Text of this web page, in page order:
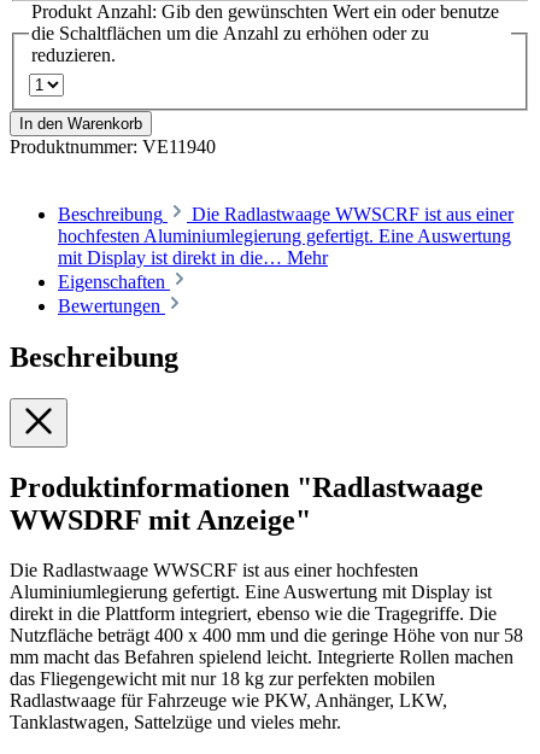
Produkt Anzahl: Gib den gewünschten Wert ein oder benutze
die Schaltflächen um die Anzahl zu erhöhen oder zu
reduzieren.
In den Warenkorb
Produktnummer: VE11940
Beschreibung
Die Radlastwaage WWSCRF ist aus einer
hochfesten Aluminiumlegierung gefertigt. Eine Auswertung
mit Display ist direkt in die… Mehr
Eigenschaften
Bewertungen
Beschreibung
Produktinformationen "Radlastwaage
WWSDRF mit Anzeige"
Die Radlastwaage WWSCRF ist aus einer hochfesten
Aluminiumlegierung gefertigt. Eine Auswertung mit Display ist
direkt in die Plattform integriert, ebenso wie die Tragegriffe. Die
Nutzfläche beträgt 400 x 400 mm und die geringe Höhe von nur 58
mm macht das Befahren spielend leicht. Integrierte Rollen machen
das Fliegengewicht mit nur 18 kg zur perfekten mobilen
Radlastwaage für Fahrzeuge wie PKW, Anhänger, LKW,
Tanklastwagen, Sattelzüge und vieles mehr.